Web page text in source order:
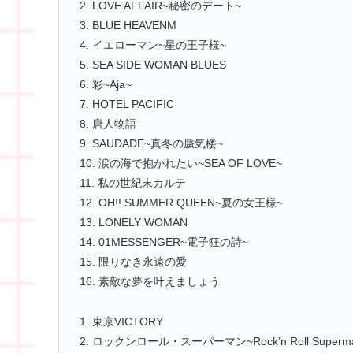
2. LOVE AFFAIR~秘密のデート~
3. BLUE HEAVENM
4. イエローマン~星の王子様~
5. SEA SIDE WOMAN BLUES
6. 彩~Aja~
7. HOTEL PACIFIC
8. 唐人物語
9. SAUDADE~真冬の蜃気楼~
10. 涙の海で抱かれたい~SEA OF LOVE~
11. 私の世紀末カルテ
12. OH!! SUMMER QUEEN~夏の女王様~
13. LONELY WOMAN
14. 01MESSENGER~電子狂の詩~
15. 限りなき永遠の愛
16. 素敵な夢を叶えましょう
1. 東京VICTORY
2. ロックンロール・スーパーマン~Rock’n Roll